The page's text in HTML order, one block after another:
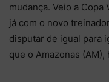
mudança. Veio a Copa
já com o novo
disputar de igual para
que o Amazonas